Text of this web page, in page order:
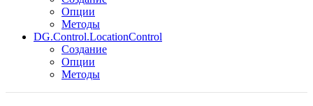
Опции
Методы
DG.Control.LocationControl
Создание
Опции
Методы